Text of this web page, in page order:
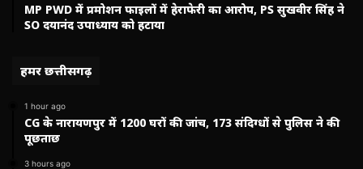
MP PWD में प्रमोशन फाइलों में हेराफेरी का आरोप, PS सुखवीर सिंह ने
SO दयानंद उपाध्याय को हटाया
हमर छत्तीसगढ़
1 hour ago
CG के नारायणपुर में 1200 घरों की जांच, 173 संदिग्धों से पुलिस ने की
पूछताछ
3 hours ago